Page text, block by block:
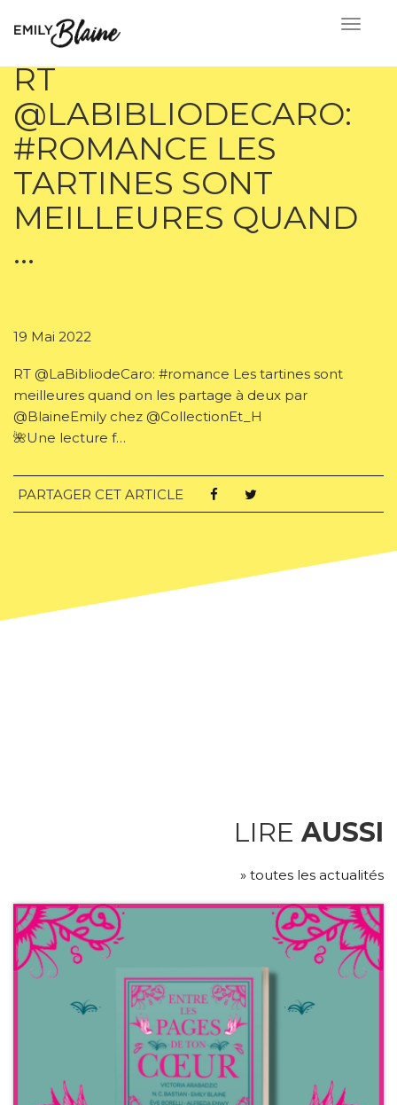
RT
@LABIBLIODECARO:
#ROMANCE LES
TARTINES SONT
MEILLEURES QUAND
…
19 Mai 2022
RT @LaBibliodeCaro: #romance Les tartines sont
meilleures quand on les partage à deux par
@BlaineEmily chez @CollectionEt_H
🌺Une lecture f…
PARTAGER CET ARTICLE
LIRE AUSSI
» toutes les actualités